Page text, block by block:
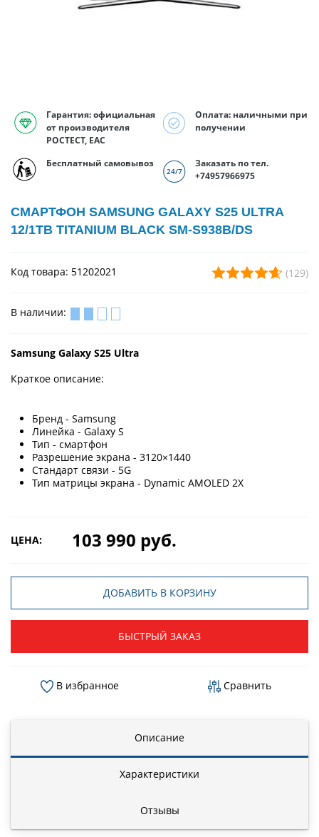
Гарантия: официальная
от производителя
РОСТЕСТ, EAC
Оплата: наличными при
получении
Бесплатный самовывоз
Заказать по тел.
+74957966975
СМАРТФОН SAMSUNG GALAXY S25 ULTRA
12/1TB TITANIUM BLACK SM-S938B/DS
Код товара: 51202021 (129)
В наличии:
Samsung Galaxy S25 Ultra
Краткое описание:
Бренд - Samsung
Линейка - Galaxy S
Тип - смартфон
Разрешение экрана - 3120×1440
Стандарт связи - 5G
Тип матрицы экрана - Dynamic AMOLED 2X
ЦЕНА: 103 990 руб.
ДОБАВИТЬ В КОРЗИНУ
БЫСТРЫЙ ЗАКАЗ
В избранное Сравнить
Описание
Характеристики
Отзывы